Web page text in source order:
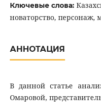
Ключевые слова:
новаторство, персонаж,
АННОТАЦИЯ
В данной статье
Омаровой,